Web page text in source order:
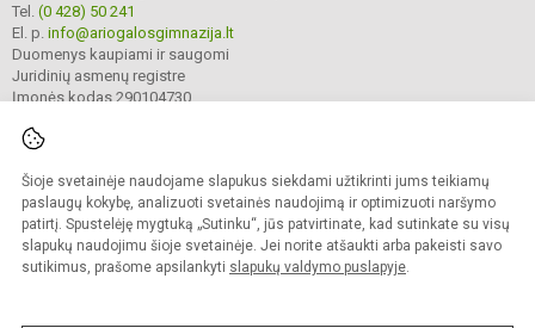
Šioje svetainėje naudojame slapukus siekdami užtikrinti jums teikiamų
paslaugų kokybę, analizuoti svetainės naudojimą ir optimizuoti naršymo
patirtį. Spustelėję mygtuką „Sutinku“, jūs patvirtinate, kad sutinkate su visų
slapukų naudojimu šioje svetainėje. Jei norite atšaukti arba pakeisti savo
sutikimus, prašome apsilankyti slapukų valdymo puslapyje.
Tel. (0 428) 50 241
El. p. info@ariogalosgimnazija.lt
Duomenys kaupiami ir saugomi
Juridinių asmenų registre
Įmonės kodas 290104730
© 2022. Raseinių r. Ariogalos gimnazija. Visos teisės saugomos.
Kopijuoti turinį be raštiško gimnazijos sutikimo griežtai draudžiama.
Prieinamumo paraiška Slapukų valdymas
Sumanus būdas atnaujinti